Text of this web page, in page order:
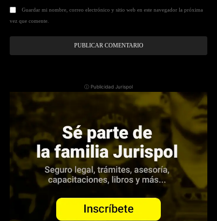
Guardar mi nombre, correo electrónico y sitio web en este navegador la próxima
vez que comente.
ⓘ Publicidad Jurispol